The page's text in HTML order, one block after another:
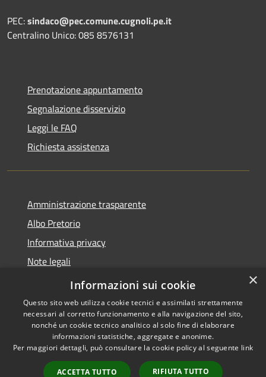
PEC:sindaco@pec.comune.cugnoli.pe.it
Centralino Unico: 085 8576131
Prenotazione appuntamento
Segnalazione disservizio
Leggi le FAQ
Richiesta assistenza
Amministrazione trasparente
Albo Pretorio
Informativa privacy
Note legali
Dichiarazione di accessibilità
Accessibilità
Copyright © 2026 • Comune di
Cugnoli • Powered by
Municipium•
Accesso
×
Informazioni sui cookie
Questo sito web utilizza cookie tecnici e assimilati strettamente
necessari al corretto funzionamento e alla navigazione del sito,
nonché un cookie tecnico analitico al solo fine di elaborare
informazioni statistiche, aggregate e anonime.
Per maggiori dettagli, può consultare la cookie policy al seguente link
ACCETTA TUTTO RIFIUTA TUTTO